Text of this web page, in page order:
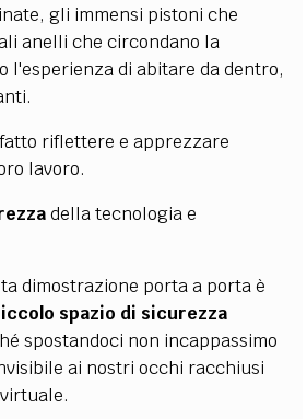
gli immensi pistoni che
anelli che circondano la
l'esperienza di abitare da dentro,
riflettere e apprezzare
lavoro.
della tecnologia e
dimostrazione porta a porta è
spazio di sicurezza
spostandoci non incappassimo
ai nostri occhi racchiusi